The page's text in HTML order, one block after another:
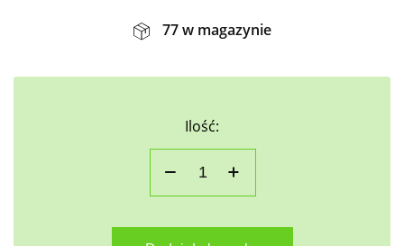
77 w magazynie
Ilość: